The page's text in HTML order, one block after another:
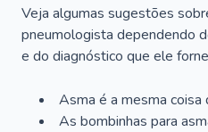
Veja algumas sugestões
pneumologista dependendo
e do diagnóstico que ele
Asma é a mesma coisa
As bombinhas para